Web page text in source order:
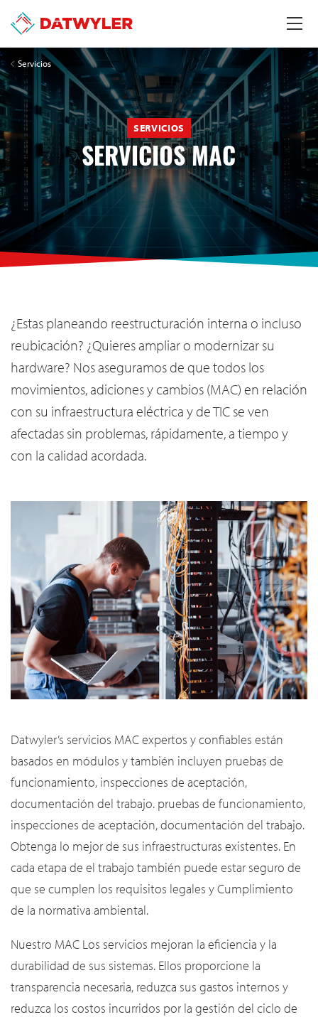
Servicios
SERVICIOS
SERVICIOS MAC
¿Estas planeando reestructuración interna o incluso
reubicación? ¿Quieres ampliar o modernizar su
hardware? Nos aseguramos de que todos los
movimientos, adiciones y cambios (MAC) en relación
con su infraestructura eléctrica y de TIC se ven
afectadas sin problemas, rápidamente, a tiempo y
con la calidad acordada.
Datwyler’s servicios MAC expertos y confiables están
basados ​​en módulos y también incluyen pruebas de
funcionamiento, inspecciones de aceptación,
documentación del trabajo. pruebas de funcionamiento,
inspecciones de aceptación, documentación del trabajo.
Obtenga lo mejor de sus infraestructuras existentes. En
cada etapa de el trabajo también puede estar seguro de
que se cumplen los requisitos legales y Cumplimiento
de la normativa ambiental.
Nuestro MAC Los servicios mejoran la eficiencia y la
durabilidad de sus sistemas. Ellos proporcione la
transparencia necesaria, reduzca sus gastos internos y
reduzca los costos incurridos por la gestión del ciclo de